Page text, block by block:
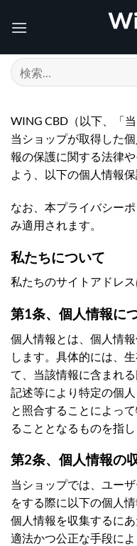
検
索
象:
WING CBD（以下、「
当ショップが取得した
報の保護に関する法律
よう、以下の個人情報保
なお、本プライバシー
み適用されます。
私たちについて
私たちのサイトアドレ
第1条、個人情報に
個人情報とは、個人情
します。具体的には、
て、当該情報に含まれ
記述等により特定の個
と照合することによっ
ることとなるものを指し
第2条、個人情報の
当ショップでは、ユー
をする際に以下の個人
個人情報を収集するに
適法かつ公正な手段によ